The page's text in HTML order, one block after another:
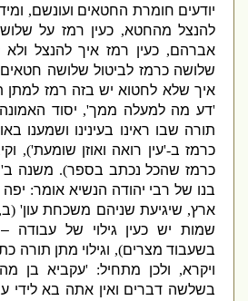
יודעים חומרת החטאים ועונשם,ומיד
להנצל מהחטא,כעין רמז על
אברהם,כעין רמז איך להנצל ולא
שלושה כרמז לביטול שלושה חטאים).
איך שלא לחטוא יש בזה רמז למתן
דע מה למעלה ממך',יסוד האמונה
תורה שבו ראינו בעינינו ושמענו
כרמז ב -'עין רואה ואוזן שומעת'),
כרמז שהכל נכתב בספר).משנה ב '
בנו של רבי יהודה הנשיאאומר:יפה
ארץ,שיגיעת שניהם משכחת עון' (ב,א
שמות יש כעין גילוי של עבודה
בשעבוד מצרים),וגילוי מתן תורה כת"
ויקרא,ולכן מתחיל: 'עקביאבן
בשלשה דברים ואין אתה בא לידי